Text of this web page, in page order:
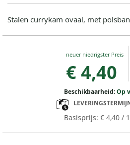
Stalen currykam ovaal, met
Special
€ 4,40
€ 4,40/ 1
Beschikbaarheid:Op